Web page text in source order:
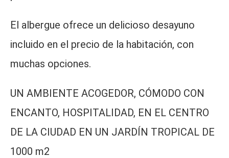
El albergue ofrece un delicioso desayuno
incluido en el precio de la habitación, con
muchas opciones.
UN AMBIENTE ACOGEDOR, CÓMODO CON
ENCANTO, HOSPITALIDAD, EN EL CENTRO
DE LA CIUDAD EN UN JARDÍN TROPICAL DE
1000 m2